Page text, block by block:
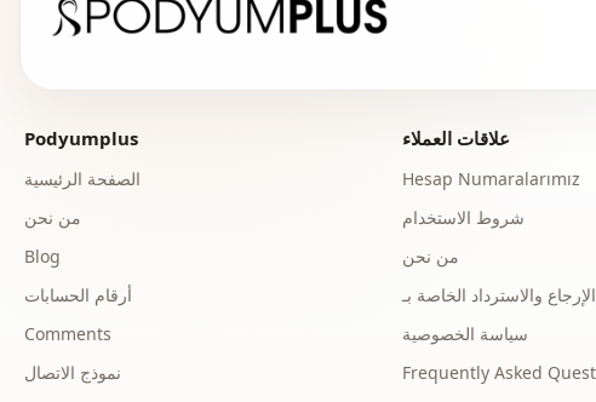
Podyumplus
الصفحة الرئيسية
من نحن
Blog
أرقام الحسابات
Comments
نموذج الاتصال
علاقات العملاء
Hesap Numaralarımız
شروط الاستخدام
من نحن
سياسة الخصوصية
Frequently Asked